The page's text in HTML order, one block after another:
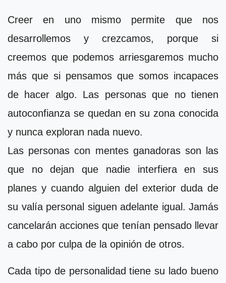
Creer en uno mismo permite que nos
desarrollemos y crezcamos, porque si
creemos que podemos arriesgaremos mucho
más que si pensamos que somos incapaces
de hacer algo. Las personas que no tienen
autoconfianza se quedan en su zona conocida
y nunca exploran nada nuevo.
Las personas con mentes ganadoras son las
que no dejan que nadie interfiera en sus
planes y cuando alguien del exterior duda de
su valía personal siguen adelante igual. Jamás
cancelarán acciones que tenían pensado llevar
a cabo por culpa de la opinión de otros.
Cada tipo de personalidad tiene su lado bueno